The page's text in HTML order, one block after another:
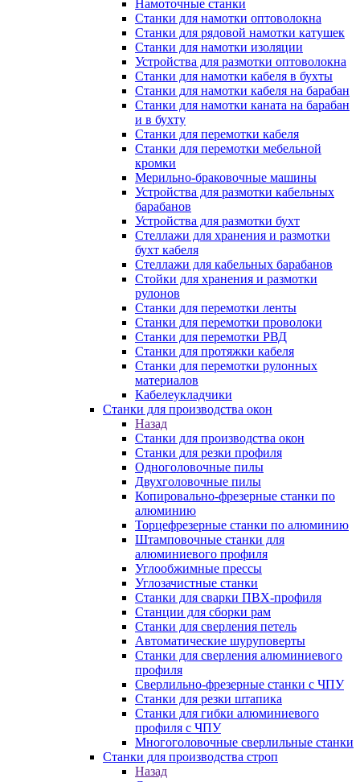
Намоточные станки
Станки для намотки оптоволокна
Станки для рядовой намотки катушек
Станки для намотки изоляции
Устройства для размотки оптоволокна
Станки для намотки кабеля в бухты
Станки для намотки кабеля на барабан
Станки для намотки каната на барабан
и в бухту
Станки для перемотки кабеля
Станки для перемотки мебельной
кромки
Мерильно-браковочные машины
Устройства для размотки кабельных
барабанов
Устройства для размотки бухт
Стеллажи для хранения и размотки
бухт кабеля
Стеллажи для кабельных барабанов
Стойки для хранения и размотки
рулонов
Станки для перемотки ленты
Станки для перемотки проволоки
Станки для перемотки РВД
Станки для протяжки кабеля
Станки для перемотки рулонных
материалов
Кабелеукладчики
Станки для производства окон
Назад
Станки для производства окон
Станки для резки профиля
Одноголовочные пилы
Двухголовочные пилы
Копировально-фрезерные станки по
алюминию
Торцефрезерные станки по алюминию
Штамповочные станки для
алюминиевого профиля
Углообжимные прессы
Углозачистные станки
Станки для сварки ПВХ-профиля
Станции для сборки рам
Станки для сверления петель
Автоматические шуруповерты
Станки для сверления алюминиевого
профиля
Сверлильно-фрезерные станки с ЧПУ
Станки для резки штапика
Станки для гибки алюминиевого
профиля с ЧПУ
Многоголовочные сверлильные станки
Станки для производства строп
Назад